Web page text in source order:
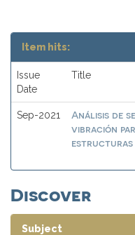
Item hits:
Issue
Date
Title
Sep-2021
Análisis de
vibración
estructuras
Discover
Subject